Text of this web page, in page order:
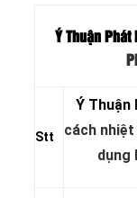
Ý Thuận
Stt
Ý Thuận
cách
dụng